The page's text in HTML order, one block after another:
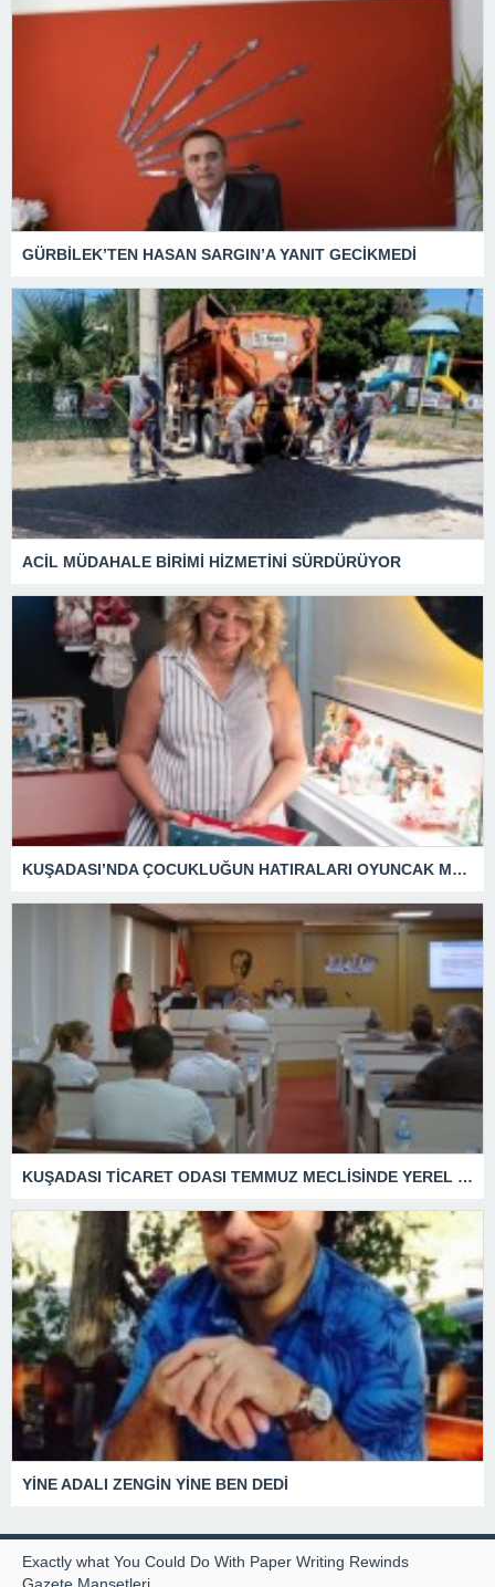
GÜRBİLEK’TEN HASAN SARGIN’A YANIT GECİKMEDİ
ACİL MÜDAHALE BİRİMİ HİZMETİNİ SÜRDÜRÜYOR
KUŞADASI’NDA ÇOCUKLUĞUN HATIRALARI OYUNCAK MÜZESİNDE HAYAT BULACAK
KUŞADASI TİCARET ODASI TEMMUZ MECLİSİNDE YEREL İŞLETMELERE ANLAMLI DESTEK
YİNE ADALI ZENGİN YİNE BEN DEDİ
Exactly what You Could Do With Paper Writing Rewinds